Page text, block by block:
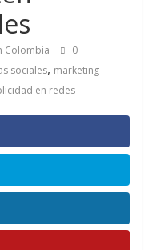
Colombia
0
sociales, marketing
en redes